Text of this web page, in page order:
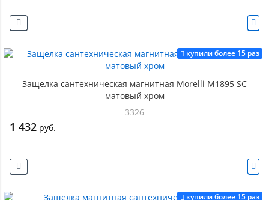
купили более 15 раз
Защелка сантехническая магнитная Morelli M1895 SC
матовый хром
3326
1 432 руб.
купили более 15 раз